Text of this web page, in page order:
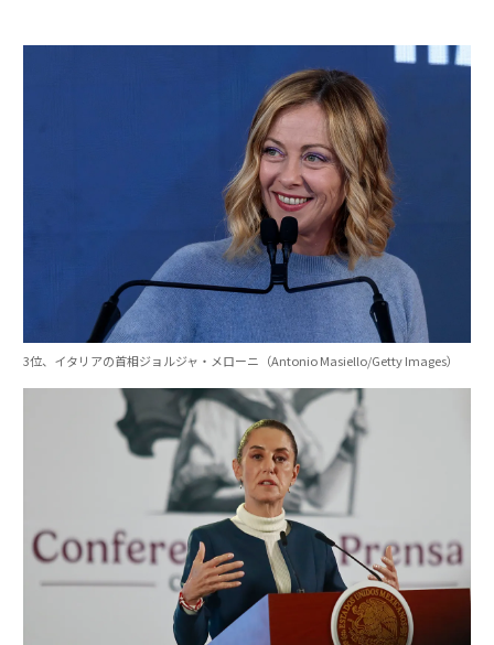
3位、イタリアの首相ジョルジャ・メローニ（Antonio Masiello/Getty Images）